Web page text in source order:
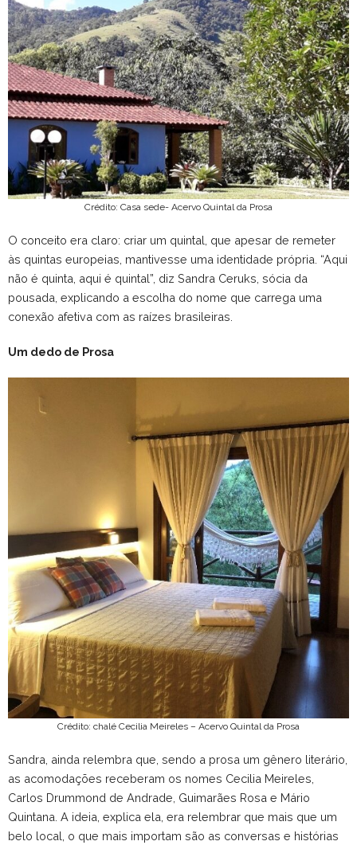
Crédito: Casa sede- Acervo Quintal da Prosa
O conceito era claro: criar um quintal, que apesar de remeter
às quintas europeias, mantivesse uma identidade própria. “Aqui
não é quinta, aqui é quintal”, diz Sandra Ceruks, sócia da
pousada, explicando a escolha do nome que carrega uma
conexão afetiva com as raízes brasileiras.
Um dedo de Prosa
Crédito: chalé Cecilia Meireles – Acervo Quintal da Prosa
Sandra, ainda relembra que, sendo a prosa um gênero literário,
as acomodações receberam os nomes Cecilia Meireles,
Carlos Drummond de Andrade, Guimarães Rosa e Mário
Quintana. A ideia, explica ela, era relembrar que mais que um
belo local, o que mais importam são as conversas e histórias